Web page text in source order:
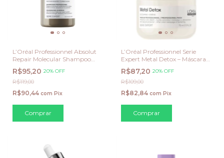
L’Oréal Professionnel Absolut
Repair Molecular Shampoo
100ml – Serie Expert
R$95,20 20% OFF
R$119,00
R$90,44 com Pix
L’Oréal Professionnel Serie
Expert Metal Detox – Máscara
Profissional 75ml
R$87,20 20% OFF
R$109,00
R$82,84 com Pix